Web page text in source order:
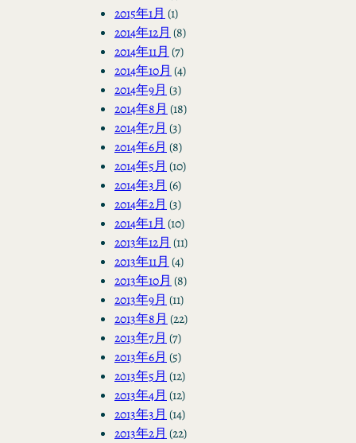
2015年1月 (1)
2014年12月 (8)
2014年11月 (7)
2014年10月 (4)
2014年9月 (3)
2014年8月 (18)
2014年7月 (3)
2014年6月 (8)
2014年5月 (10)
2014年3月 (6)
2014年2月 (3)
2014年1月 (10)
2013年12月 (11)
2013年11月 (4)
2013年10月 (8)
2013年9月 (11)
2013年8月 (22)
2013年7月 (7)
2013年6月 (5)
2013年5月 (12)
2013年4月 (12)
2013年3月 (14)
2013年2月 (22)